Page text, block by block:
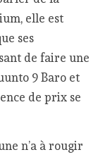
elle est
ses
de faire une
9 Baro et
de prix se
n’a à rougir